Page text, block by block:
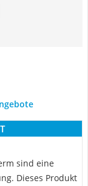
sind eine
Dieses Produkt